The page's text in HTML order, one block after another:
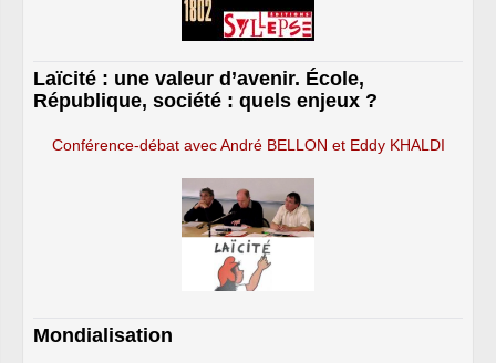
Laïcité : une valeur d’avenir. École,
République, société : quels enjeux ?
Conférence-débat avec André BELLON et Eddy KHALDI
Mondialisation